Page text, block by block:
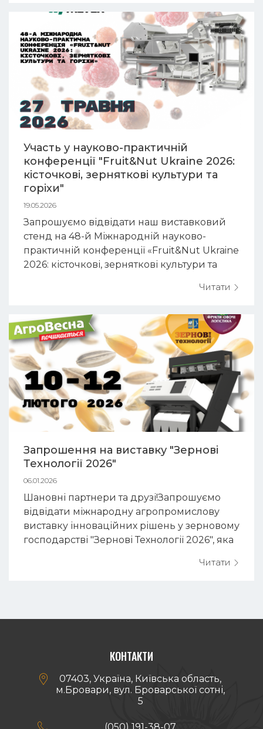
Участь у науково-практичній
конференції "Fruit&Nut Ukraine 2026:
кісточкові, зерняткові культури та
горіхи"
19.05.2026
Запрошуємо відвідати наш виставковий
стенд на 48-й Міжнародній науково-
практичній конференції «Fruit&Nut Ukraine
2026: кісточкові, зерняткові культури та
технологіям вирощування зерняткових і
Читати
Запрошення на виставку "Зернові
Технології 2026"
06.01.2026
Шановні партнери та друзі!Запрошуємо
відвідати міжнародну агропромислову
виставку інноваційних рішень у зерновому
господарстві "Зернові Технології 2026", яка
Київ.Чекаємо на вас у Міжнародному
Читати
КОНТАКТИ

07403, Україна, Київська область,
м.Бровари, вул. Броварської сотні,
5